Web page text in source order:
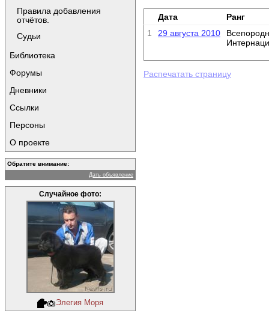
Правила добавления
отчётов.
Судьи
Библиотека
Форумы
Дневники
Ссылки
Персоны
О проекте
Обратите внимание:
Дать объявление
Случайное фото:
Элегия Моря
Дата
Ранг
1
29 августа 2010
Распечатать страницу